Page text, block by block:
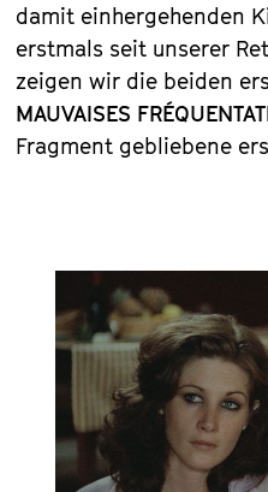
damit einhergehenden
erstmals seit unserer
zeigen wir die beiden
MAUVAISES
Fragment gebliebene